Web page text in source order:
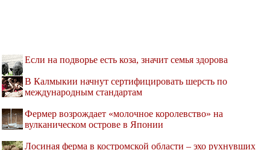
Если на подворье есть коза, значит семья здорова
В Калмыкии начнут сертифицировать шерсть по
международным стандартам
Фермер возрождает «молочное королевство» на
вулканическом острове в Японии
Лосиная ферма в костромской области – эхо рухнувших